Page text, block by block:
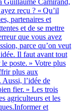
Guillaume Camirand,
reçu ? « Qu’il
partenaires et
et de se mettre
que vous avez
parce qu’on veut
Il faut avant tout
poste. » Votre plus
plus aux
Aussi, l’idée de
fier. » Les trois
agriculteurs et les
et